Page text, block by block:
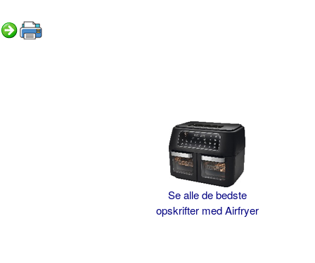
Se alle de bedste
opskrifter med Airfryer